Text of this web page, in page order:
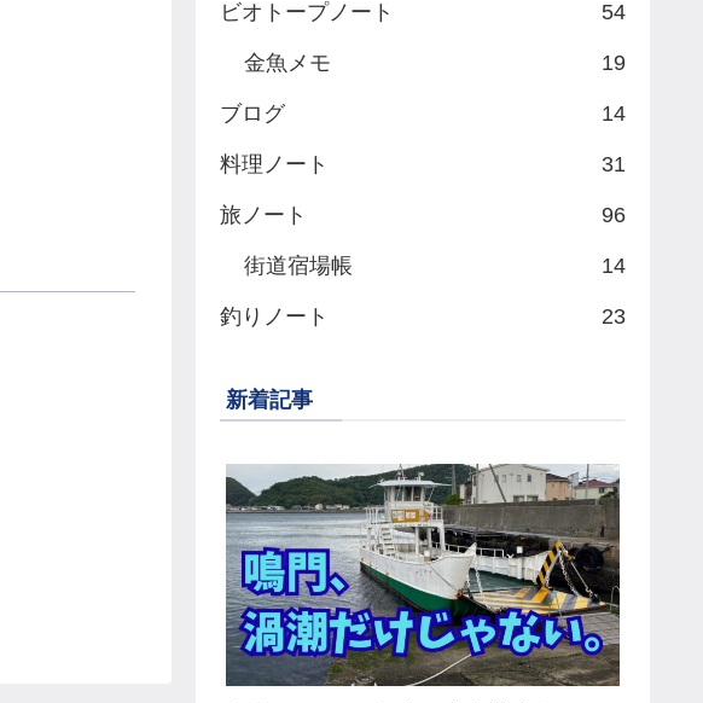
ビオトープノート 54
金魚メモ 19
ブログ 14
料理ノート 31
旅ノート 96
街道宿場帳 14
釣りノート 23
新着記事